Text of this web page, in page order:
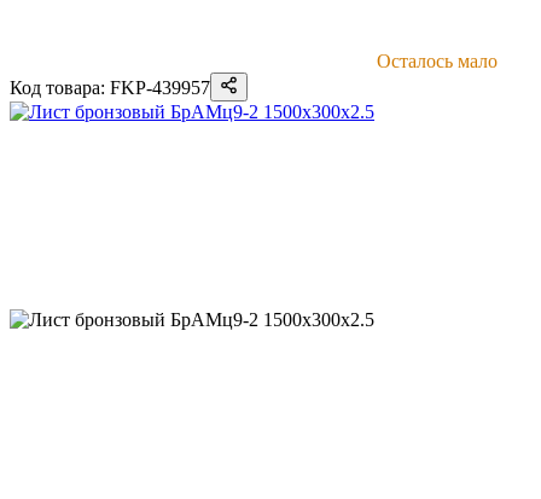
Осталось мало
Код товара: FKP-439957